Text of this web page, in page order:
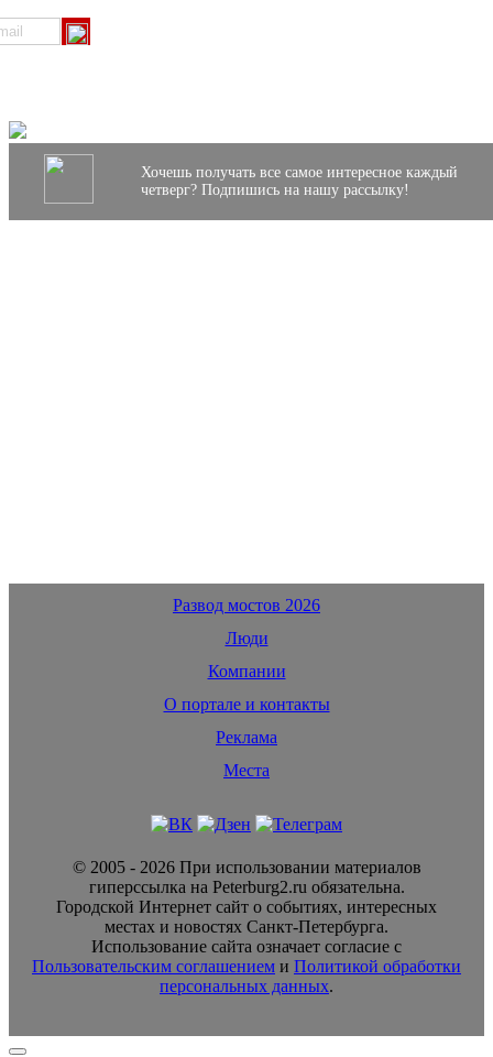
Хочешь получать все самое интересное каждый
четверг? Подпишись на нашу рассылку!
Развод мостов 2026
Люди
Компании
О портале и контакты
Реклама
Места
© 2005 - 2026 При использовании материалов
гиперссылка на Peterburg2.ru обязательна.
Городской Интернет сайт о событиях, интересных
местах и новостях Санкт-Петербурга.
Использование сайта означает согласие с
Пользовательским соглашением и Политикой обработки
персональных данных.